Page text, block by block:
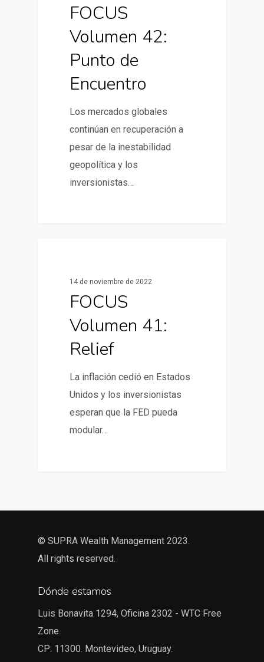
FOCUS
Volumen 42:
Punto de
Encuentro
Los mercados globales
continúan en recuperación a
pesar de la inestabilidad
geopolítica y los
inversionistas…
14 de noviembre de 2022
FOCUS
Volumen 41:
Relief
La inflación cedió en Estados
Unidos y los inversionistas
esperan que la FED pueda
modular…
© SUPRA Wealth Management 2023.
All rights reserved.
Dónde estamos
Luis Bonavita 1294, Oficina 2302 - WTC Free
Zone.
CP: 11300. Montevideo, Uruguay.